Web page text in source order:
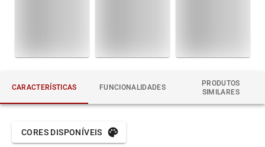
CARACTERÍSTICAS FUNCIONALIDADES
PRODUTOS
SIMILARES
CORES DISPONÍVEIS